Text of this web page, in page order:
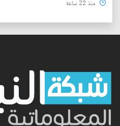
منذ 22 ساعة